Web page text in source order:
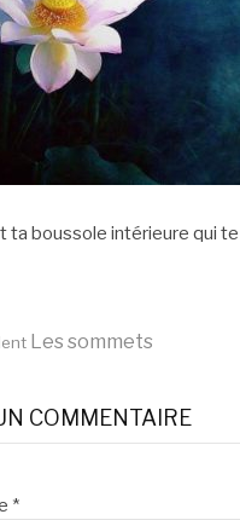
ta boussole intérieure qui
Les sommets
COMMENTAIRE
*